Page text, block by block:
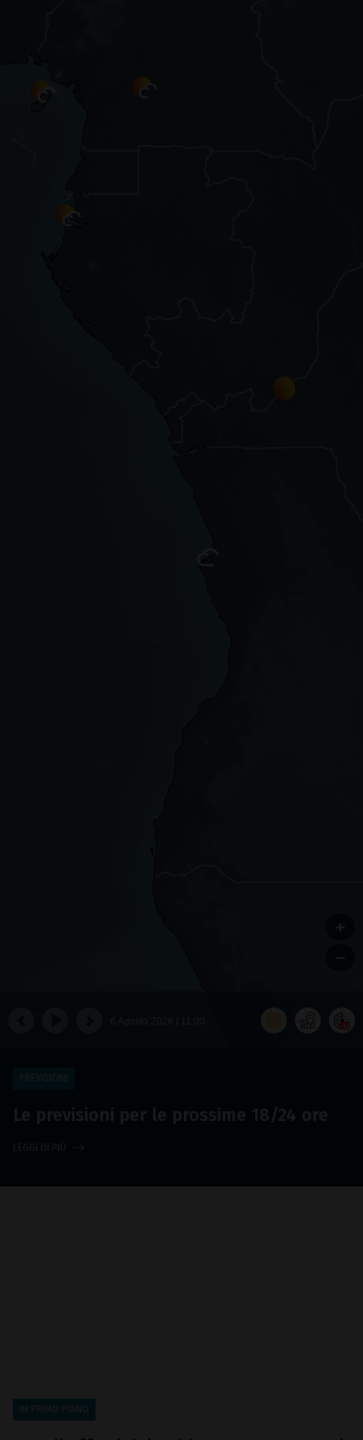
PREVISIONI
Le previsioni per le prossime 18/24 ore
LEGGI DI PIÙ
IN PRIMO PIANO